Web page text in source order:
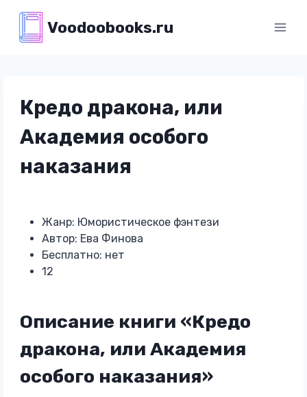
содержимому
Voodoobooks.ru
Кредо дракона, или
Академия особого
наказания
Жанр: Юмористическое фэнтези
Автор: Ева Финова
Бесплатно: нет
12
Описание книги «Кредо
дракона, или Академия
особого наказания»